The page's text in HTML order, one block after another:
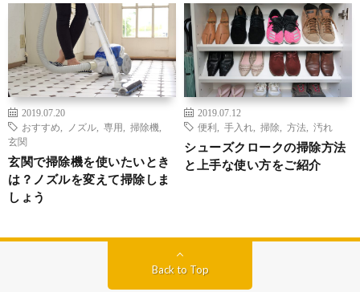
2019.07.20
おすすめ
ノズル 専用 掃除機
玄関
玄関で掃除機を使いたいとき
は？ノズルを変えて掃除しま
しょう
2019.07.12
便利
手入れ 掃除 方法 汚れ
シューズクロークの掃除方法
と上手な使い方をご紹介
Back to Top